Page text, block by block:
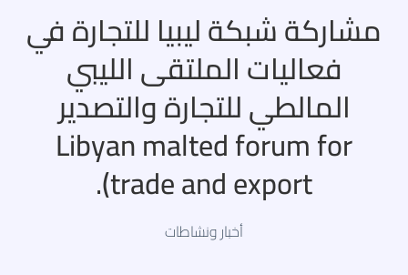
مشاركة شبكة ليبيا للتجارة في
فعاليات الملتقى الليبي
المالطي للتجارة والتصدير
Libyan malted forum for
trade and export).
أخبار ونشاطات